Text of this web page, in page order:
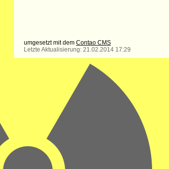
umgesetzt mit dem Contao CMS
Letzte Aktualisierung: 21.02.2014 17:29